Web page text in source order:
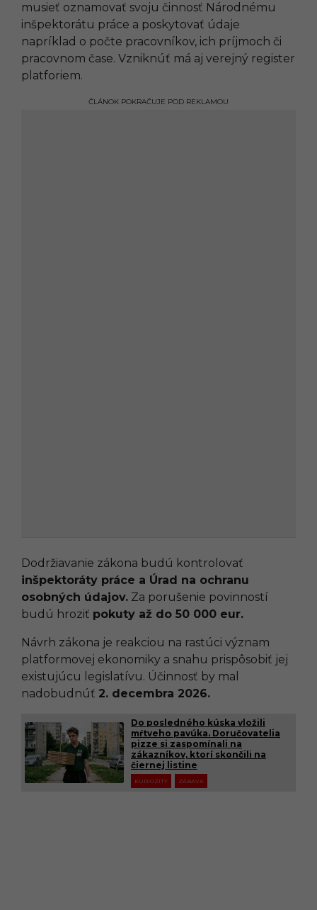
musieť oznamovať svoju činnosť Národnému
inšpektorátu práce a poskytovať údaje
napríklad o počte pracovníkov, ich príjmoch či
pracovnom čase. Vzniknúť má aj verejný register
platforiem.
ČLÁNOK POKRAČUJE POD REKLAMOU
Dodržiavanie zákona budú kontrolovať
inšpektoráty práce a Úrad na ochranu
osobných údajov. Za porušenie povinností
budú hroziť pokuty až do 50 000 eur.
Návrh zákona je reakciou na rastúci význam
platformovej ekonomiky a snahu prispôsobiť jej
existujúcu legislatívu. Účinnosť by mal
nadobudnúť 2. decembra 2026.
Do posledného kúska vložili
mŕtveho pavúka. Doručovatelia
pizze si zaspomínali na
zákazníkov, ktorí skončili na
čiernej listine
KURIOZITY ZÁBAVA